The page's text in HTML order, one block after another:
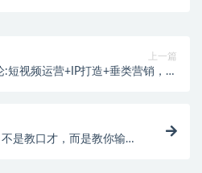
上一篇
短视频运营+IP打造+垂类营销，三
是教口才，而是教你输出